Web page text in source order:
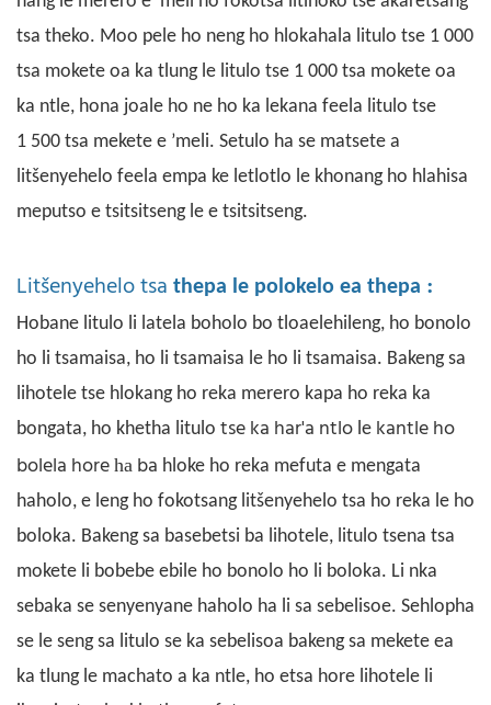
tsa theko. Moo pele ho neng ho hlokahala litulo tse 1 000
tsa mokete oa ka tlung le litulo tse 1 000 tsa mokete oa
ka ntle, hona joale ho ne ho ka lekana feela litulo tse
1 500 tsa mekete e ’meli. Setulo ha se matsete a
litšenyehelo feela empa ke letlotlo le khonang ho hlahisa
meputso e tsitsitseng le e tsitsitseng.
Litšenyehelo tsa thepa le polokelo ea thepa :
Hobane litulo li latela boholo bo tloaelehileng, ho bonolo
ho li tsamaisa, ho li tsamaisa le ho li tsamaisa. Bakeng sa
lihotele tse hlokang ho reka merero kapa ho reka ka
bongata, ho khetha litulo tse ka har'a ntlo le kantle ho
bolela hore ha ba hloke ho reka mefuta e mengata
haholo, e leng ho fokotsang litšenyehelo tsa ho reka le ho
boloka. Bakeng sa basebetsi ba lihotele, litulo tsena tsa
mokete li bobebe ebile ho bonolo ho li boloka. Li nka
sebaka se senyenyane haholo ha li sa sebelisoe. Sehlopha
se le seng sa litulo se ka sebelisoa bakeng sa mekete ea
ka tlung le machato a ka ntle, ho etsa hore lihotele li